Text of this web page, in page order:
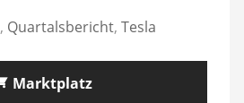
, Quartalsbericht, Tesla
Marktplatz